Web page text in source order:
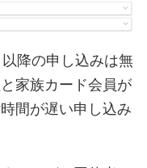
降の申し込みは無
家族カード会員が
間が遅い申し込み